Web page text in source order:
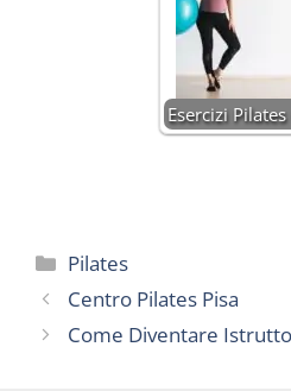
Esercizi
Categorie
Pilates
Centro Pilates Pisa
Come Diventare